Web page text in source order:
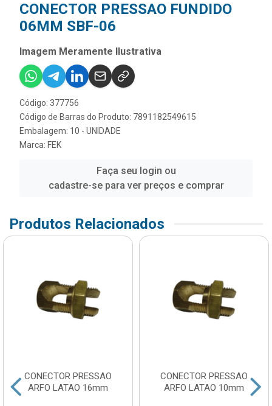
CONECTOR PRESSAO FUNDIDO
06MM SBF-06
Imagem Meramente Ilustrativa
Código: 377756
Código de Barras do Produto: 7891182549615
Embalagem: 10 - UNIDADE
Marca: FEK
Faça seu login ou
cadastre-se para ver preços e comprar
Produtos Relacionados
CONECTOR PRESSAO
ARFO LATAO 16mm
CONECTOR PRESSAO
ARFO LATAO 10mm